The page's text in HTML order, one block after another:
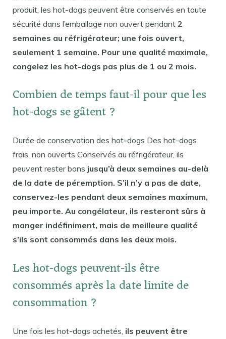
produit, les hot-dogs peuvent être conservés en toute
sécurité dans l’emballage non ouvert pendant 2
semaines au réfrigérateur; une fois ouvert,
seulement 1 semaine. Pour une qualité maximale,
congelez les hot-dogs pas plus de 1 ou 2 mois.
Combien de temps faut-il pour que les
hot-dogs se gâtent ?
Durée de conservation des hot-dogs Des hot-dogs
frais, non ouverts Conservés au réfrigérateur, ils
peuvent rester bons jusqu’à deux semaines au-delà
de la date de péremption. S’il n’y a pas de date,
conservez-les pendant deux semaines maximum,
peu importe. Au congélateur, ils resteront sûrs à
manger indéfiniment, mais de meilleure qualité
s’ils sont consommés dans les deux mois.
Les hot-dogs peuvent-ils être
consommés après la date limite de
consommation ?
Une fois les hot-dogs achetés, ils peuvent être